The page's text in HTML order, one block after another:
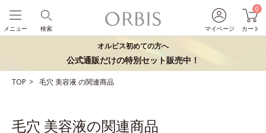
マイページ
0
カート
検索
メニュー
オルビス初めての方へ
公式通販だけの特別セット販売中！
TOP 毛穴 美容液の関連商品
毛穴 美容液の関連商品